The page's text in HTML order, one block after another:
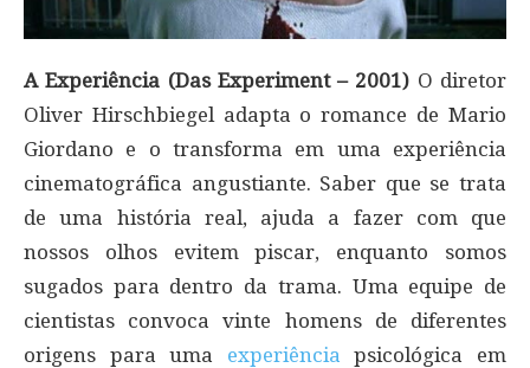
A Experiência (Das Experiment – 2001) O diretor
Oliver Hirschbiegel adapta o romance de Mario
Giordano e o transforma em uma experiência
cinematográfica angustiante. Saber que se trata
de uma história real, ajuda a fazer com que
nossos olhos evitem piscar, enquanto somos
sugados para dentro da trama. Uma equipe de
cientistas convoca vinte homens de diferentes
origens para uma experiência psicológica em